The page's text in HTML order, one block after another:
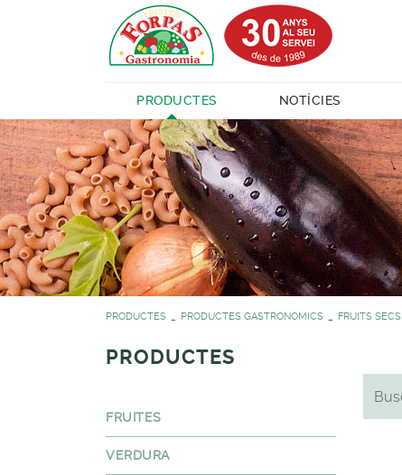
PRODUCTES NOTÍCIES
PRODUCTES PRODUCTES GASTRONOMICS FRUITS SECS
PRODUCTES
FRUITES
VERDURA